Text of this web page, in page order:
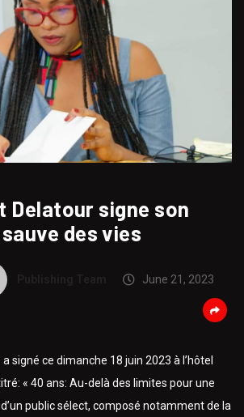
Delatour signe son
des vies
June 21, 2023
signé ce dimanche 18 juin 2023 à l’hôtel
« 40 ans: Au-delà des limites pour une
public sélect, composé notamment de la